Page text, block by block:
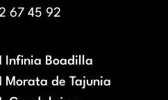
67 45 92
Infinia Boadilla
Morata de Tajunia